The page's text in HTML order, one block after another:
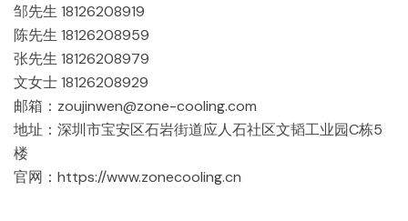
邹先生 18126208919
陈先生 18126208959
张先生 18126208979
文女士 18126208929
邮箱：zoujinwen@zone-cooling.com
地址：深圳市宝安区石岩街道应人石社区文韬工业园C栋5
楼
官网：https://www.zonecooling.cn